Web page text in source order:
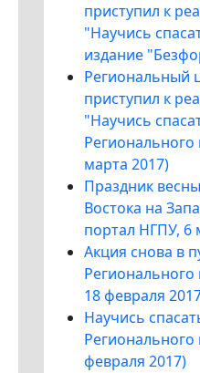
приступил к
"Научись
издание
приступил к
"Научись
марта 2017)
Праздник
Востока на
портал НГПУ, 6
Акция снова в
18 февраля
Научись
февраля 2017)